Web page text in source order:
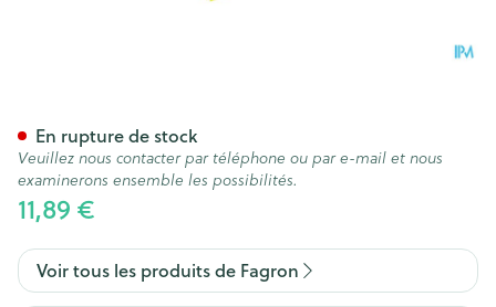
11,89 €
En rupture de stock
Veuillez nous contacter par téléphone ou par e-mail et nous
examinerons ensemble les possibilités.
Voir tous les produits de Fagron